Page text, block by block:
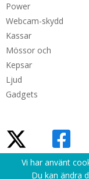
Power
Webcam-skydd
Kassar
Mössor och
Kepsar
Ljud
Gadgets
Vi har använt
Du kan ändra